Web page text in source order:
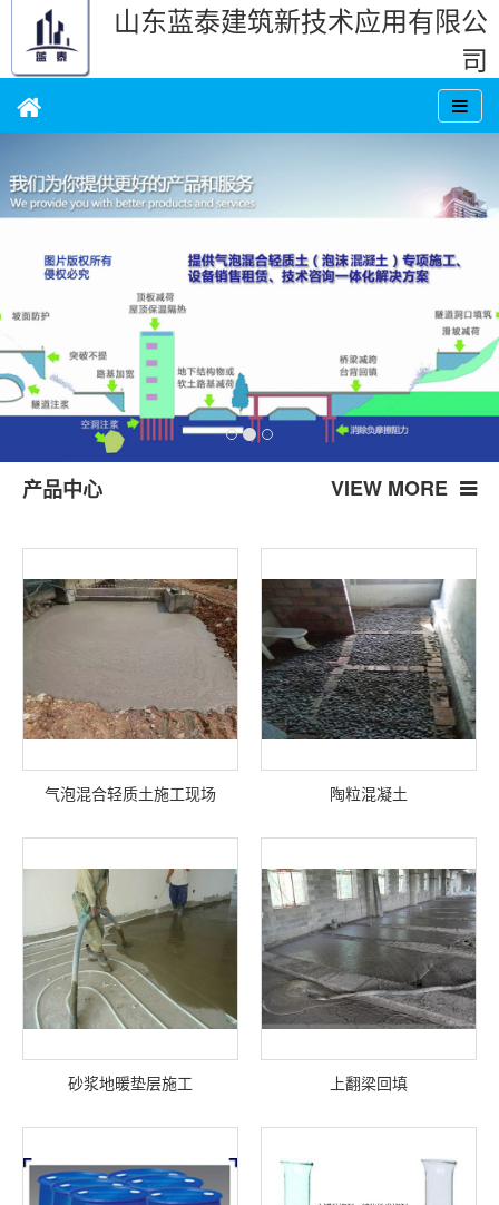
山东蓝泰建筑新技术应用有限公
司
产品中心 VIEW MORE
气泡混合轻质土施工现场 陶粒混凝土
砂浆地暖垫层施工 上翻梁回填